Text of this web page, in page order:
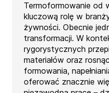
Termoformowanie od
kluczową rolę w
żywności. Obecnie
transformacji. W
rygorystycznych
materiałów oraz
formowania,
oferować znacznie